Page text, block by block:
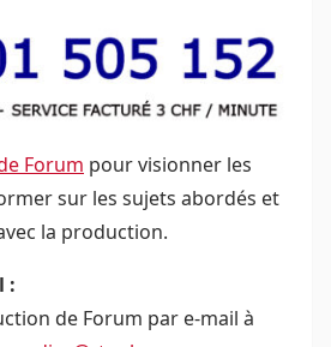
Forum pour visionner les
sur les sujets abordés et
la production.
:
de Forum par e-mail à